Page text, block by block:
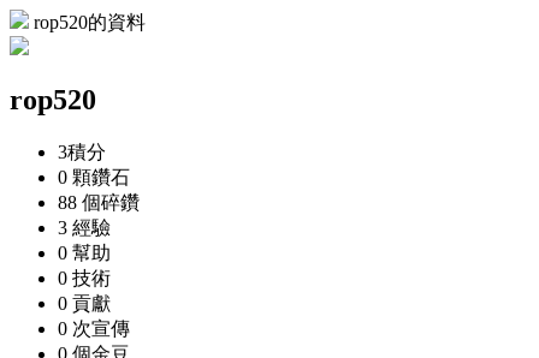
rop520的資料
rop520
3積分
0 顆鑽石
88 個碎鑽
3 經驗
0 幫助
0 技術
0 貢獻
0 次宣傳
0 個金豆